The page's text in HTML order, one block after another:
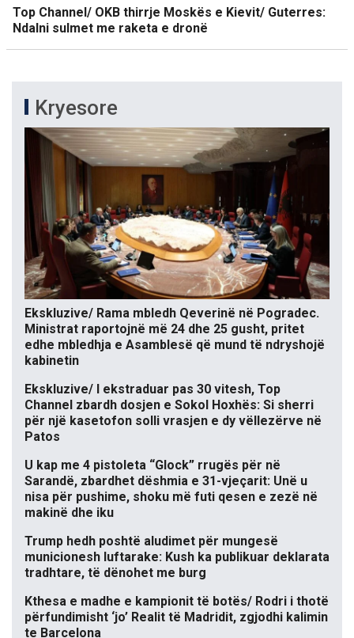
Top Channel/ OKB thirrje Moskës e Kievit/ Guterres:
Ndalni sulmet me raketa e dronë
Kryesore
Ekskluzive/ Rama mbledh Qeverinë në Pogradec.
Ministrat raportojnë më 24 dhe 25 gusht, pritet
edhe mbledhja e Asamblesë që mund të ndryshojë
kabinetin
Ekskluzive/ I ekstraduar pas 30 vitesh, Top
Channel zbardh dosjen e Sokol Hoxhës: Si sherri
për një kasetofon solli vrasjen e dy vëllezërve në
Patos
U kap me 4 pistoleta “Glock” rrugës për në
Sarandë, zbardhet dëshmia e 31-vjeçarit: Unë u
nisa për pushime, shoku më futi qesen e zezë në
makinë dhe iku
Trump hedh poshtë aludimet për mungesë
municionesh luftarake: Kush ka publikuar deklarata
tradhtare, të dënohet me burg
Kthesa e madhe e kampionit të botës/ Rodri i thotë
përfundimisht ‘jo’ Realit të Madridit, zgjodhi kalimin
te Barcelona